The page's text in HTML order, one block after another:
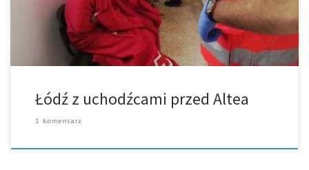
Łódź z uchodźcami przed Altea
1 komentarz